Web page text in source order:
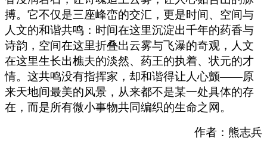
搏。它不仅是三座峰峦的交汇，更是时间、空间与
人文的和谐共鸣：时间在这里沉淀出千年的药香与
诗韵，空间在这里折叠出云雾与飞瀑的奇观，人文
在这里生长出樵夫的淡然、药王的执着、状元的才
情。这共鸣没有指挥家，却和谐得让人心颤——原
来天地间最美的风景，从来都不是某一处具体的存
在，而是所有微小事物共同编织的生命之网。
作者：熊志兵